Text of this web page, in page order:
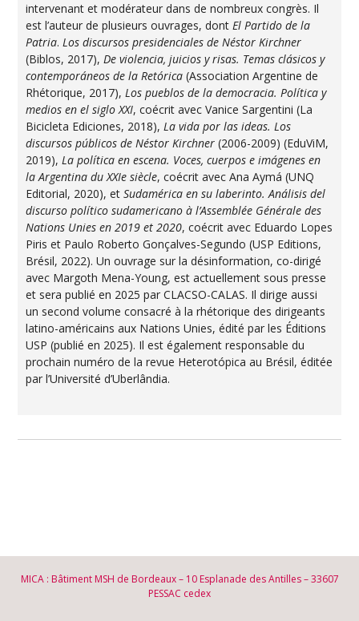
intervenant et modérateur dans de nombreux congrès. Il
est l’auteur de plusieurs ouvrages, dontEl Partido de la
Patria.Los discursos presidenciales de Néstor Kirchner
(Biblos, 2017),De violencia, juicios y risas. Temas clásicos y
contemporáneos de la Retórica (Association Argentine de
Rhétorique, 2017),Los pueblos de la democracia. Política y
medios en el siglo XXI, coécrit avec Vanice Sargentini (La
Bicicleta Ediciones, 2018),La vida por las ideas. Los
discursos públicos de Néstor Kirchner (2006-2009) (EduViM,
2019),La política en escena. Voces, cuerpos e imágenes en
la Argentina du XXIe siècle, coécrit avec Ana Aymá (UNQ
Editorial, 2020), etSudamérica en su laberinto. Análisis del
discurso político sudamericano à l’Assemblée Générale des
Nations Unies en 2019 et 2020, coécrit avec Eduardo Lopes
Piris et Paulo Roberto Gonçalves-Segundo (USP Editions,
Brésil, 2022). Un ouvrage sur la désinformation, co-dirigé
avec Margoth Mena-Young, est actuellement sous presse
et sera publié en 2025 par CLACSO-CALAS. Il dirige aussi
un second volume consacré à la rhétorique des dirigeants
latino-américains aux Nations Unies, édité par les Éditions
USP (publié en 2025). Il est également responsable du
prochain numéro de la revue Heterotópica au Brésil, éditée
par l’Université d’Uberlândia.
MICA : Bâtiment MSH de Bordeaux – 10 Esplanade des Antilles – 33607
PESSAC cedex